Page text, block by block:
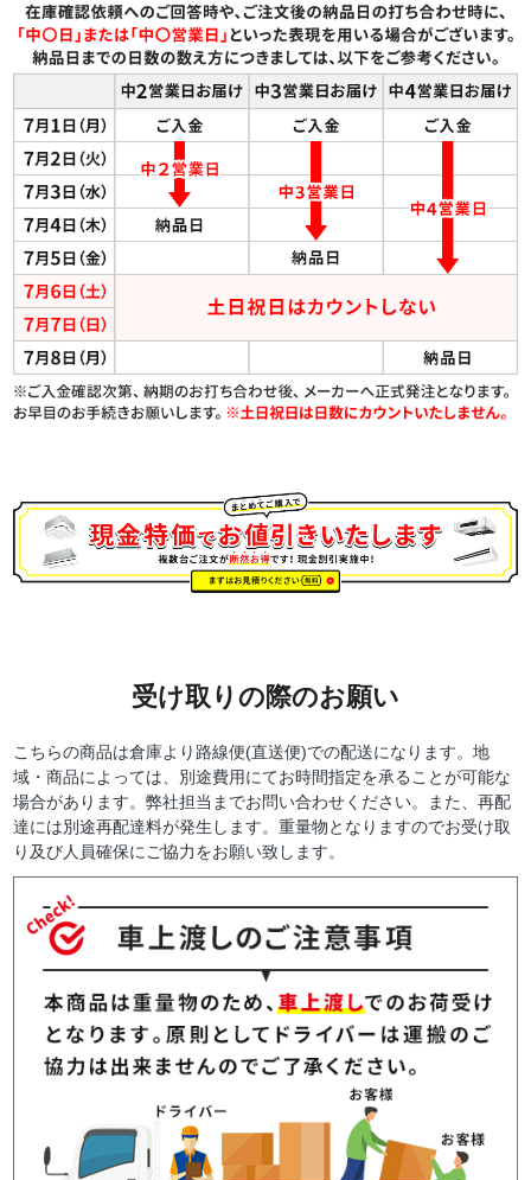
受け取りの際のお願い
こちらの商品は倉庫より路線便(直送便)での配送になります。地
域・商品によっては、別途費用にてお時間指定を承ることが可能な
場合があります。弊社担当までお問い合わせください。また、再配
達には別途再配達料が発生します。重量物となりますのでお受け取
り及び人員確保にご協力をお願い致します。